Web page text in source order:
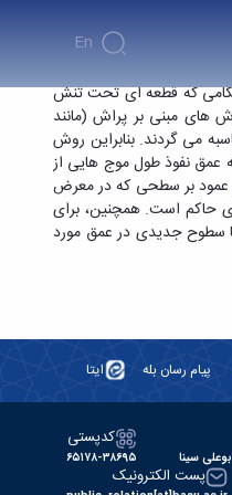
En
که قطعه ای تحت تنش
های مبنی بر پراش (مانند
می گردند. بنابراین روش
عمق نفوذ طول موج هایی از
عمود بر سطحی که در معرض
حاکم است. همچنین، برای
سطوح جدیدی در عمق مورد
پیام رسان بله ایتا
سینا
کدپستی
۶۵۱۷۸-۳۸۶۹۵
پست الکترونیک